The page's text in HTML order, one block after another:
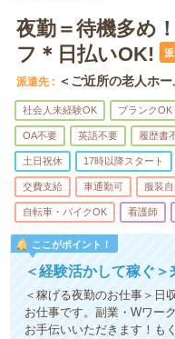
夜勤＝待機多め
フ＊日払いOK!
派遣先 ＜ご近所の老人ホー
社会人未経験OK ブランクOK
OA不要 英語不要 履歴書
土日祝休 17時以降スタート
交費支給 車通勤可 服装
自転車・バイクOK 看護師
ここがポイント！
＜経験活かして稼ぐ
＜稼げる夜勤のお仕事＞日
お仕事です。副業・Wワー
お手伝いいただきます！も